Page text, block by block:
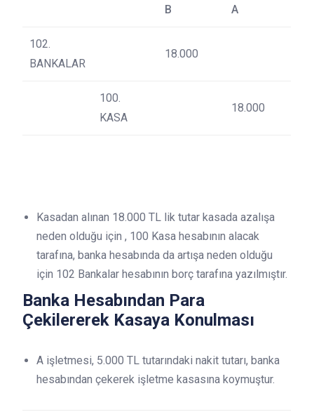
B A
102.
BANKALAR
18.000
100.
KASA
18.000
Kasadan alınan 18.000 TL lik tutar kasada azalışa
neden olduğu için , 100 Kasa hesabının alacak
tarafına, banka hesabında da artışa neden olduğu
için 102 Bankalar hesabının borç tarafına yazılmıştır.
Banka Hesabından Para
Çekilererek Kasaya Konulması
A işletmesi, 5.000 TL tutarındaki nakit tutarı, banka
hesabından çekerek işletme kasasına koymuştur.